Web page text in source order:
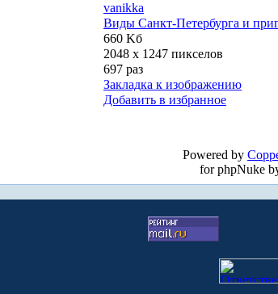
vanikka
Виды Санкт-Петербурга и
660 Kб
2048 x 1247 пикселов
697 раз
Закладка к изображению
Добавить в избранное
Powered by
for phpNuke